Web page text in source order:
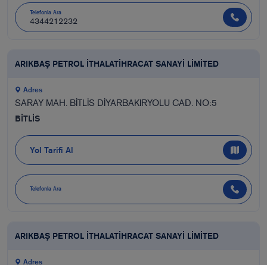
Telefonla Ara
4344212232
ARIKBAŞ PETROL İTHALATİHRACAT SANAYİ LİMİTED
Adres
SARAY MAH. BİTLİS DİYARBAKIRYOLU CAD. NO:5
BİTLİS
Yol Tarifi Al
Telefonla Ara
ARIKBAŞ PETROL İTHALATİHRACAT SANAYİ LİMİTED
Adres